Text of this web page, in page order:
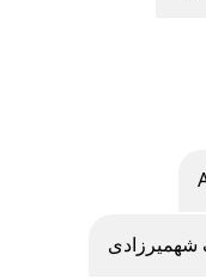
شهمیرزادی